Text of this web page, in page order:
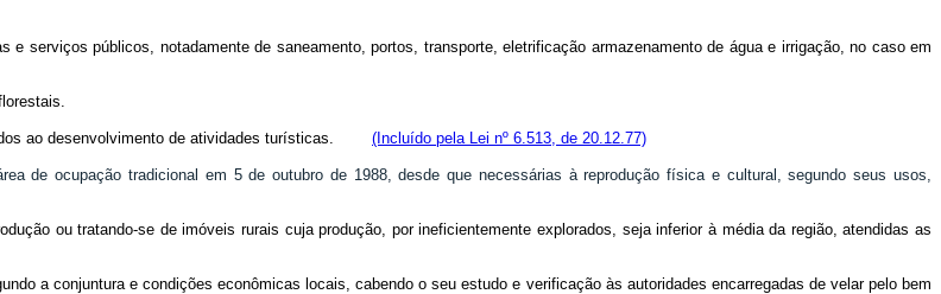
serviços públicos, notadamente de saneamento, portos, transporte, eletrificação armazenamento de água e irrigação, no caso em
ao desenvolvimento de atividades turísticas. (Incluído pela Lei nº 6.513, de 20.12.77)
de ocupação tradicional em 5 de outubro de 1988, desde que necessárias à reprodução física e cultural, segundo seus usos,
ou tratando-se de imóveis rurais cuja produção, por ineficientemente explorados, seja inferior à média da região, atendidas as
a conjuntura e condições econômicas locais, cabendo o seu estudo e verificação às autoridades encarregadas de velar pelo bem